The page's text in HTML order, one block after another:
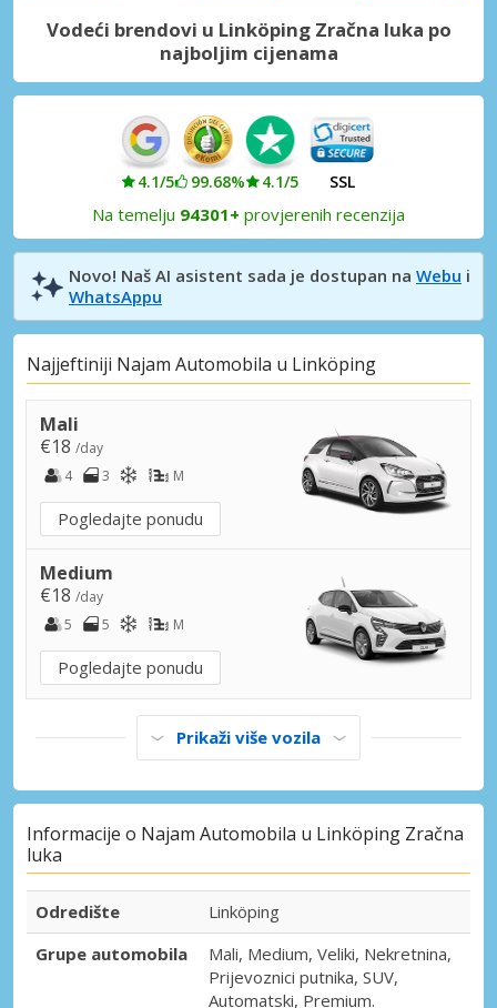
Vodeći brendovi u Linköping Zračna luka po
najboljim cijenama
4.1/5 99.68% 4.1/5 SSL
Na temelju 94301+ provjerenih recenzija
Novo! Naš AI asistent sada je dostupan na Webu i
WhatsAppu
Najjeftiniji Najam Automobila u Linköping
Mali
€18 /day
4
3 M
Pogledajte ponudu
Medium
€18 /day
5
5 M
Pogledajte ponudu
Prikaži više vozila
Informacije o Najam Automobila u Linköping Zračna
luka
Odredište
Linköping
Grupe automobila
Mali, Medium, Veliki, Nekretnina,
Prijevoznici putnika, SUV,
Automatski, Premium.